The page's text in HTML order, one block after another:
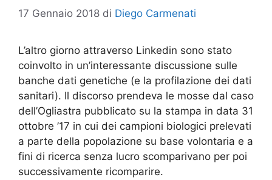
17 Gennaio 2018 di Diego Carmenati
L’altro giorno attraverso Linkedin sono stato
coinvolto in un’interessante discussione sulle
banche dati genetiche (e la profilazione dei dati
sanitari). Il discorso prendeva le mosse dal caso
dell’Ogliastra pubblicato su la stampa in data 31
ottobre ’17 in cui dei campioni biologici prelevati
a parte della popolazione su base volontaria e a
fini di ricerca senza lucro scomparivano per poi
successivamente ricomparire.